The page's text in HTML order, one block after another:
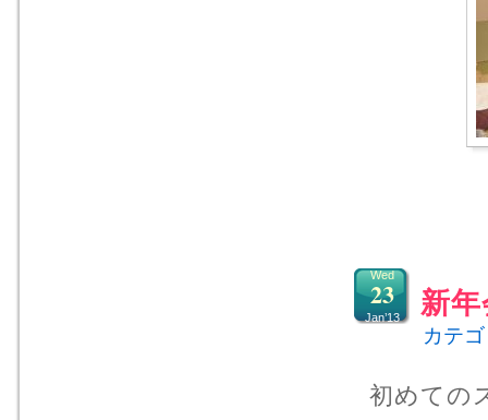
新
Wed
23
Jan’13
カテ
初めての